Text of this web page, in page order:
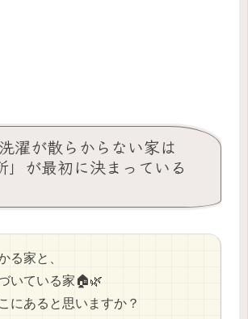
濯が散らからない家は
」が最初に決まっている
る家と、
いている家🏠🌿
にあると思いますか？